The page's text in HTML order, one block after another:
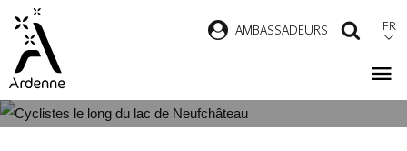
contenu
principal
AMBASSADEURS FR